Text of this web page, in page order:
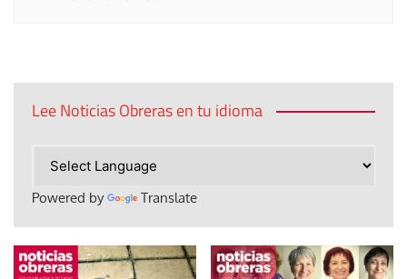
Lee Noticias Obreras en tu idioma
Powered by Translate